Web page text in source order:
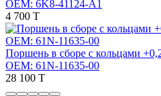
OEM: 6K8-41124-A1
4 700 T
Поршень в сборе с кольцами
OEM: 61N-11635-00
28 100 T